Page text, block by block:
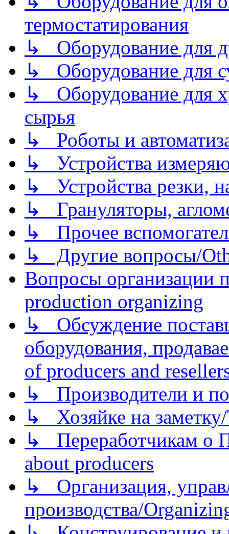
термостатирования
↳ Оборудование для
↳ Оборудование для
↳ Оборудование для
сырья
↳ Роботы и
↳ Устройства
↳ Устройства резки,
↳ Грануляторы,
↳ Прочее
↳ Другие вопросы/
Вопросы организации
production organizing
↳ Обсуждение
оборудования,
of producers and
↳ Производители и
↳ Хозяйке на
↳ Переработчикам о
about producers
↳ Организация,
производства/